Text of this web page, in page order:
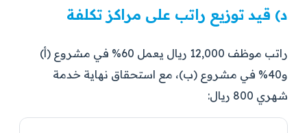
د) قيد توزيع راتب على مراكز تكلفة
راتب موظف 12,000 ريال يعمل 60% في مشروع (أ)
و40% في مشروع (ب)، مع استحقاق نهاية خدمة
شهري 800 ريال: